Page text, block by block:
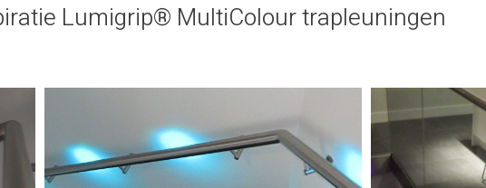
Lumigrip® MultiColour trapleuningen